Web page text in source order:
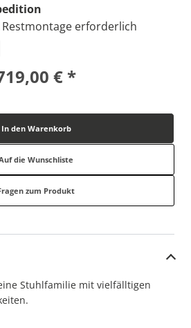
erforderlich
€ *
In den Warenkorb
die Wunschliste
zum Produkt
Stuhlfamilie mit vielfälltigen